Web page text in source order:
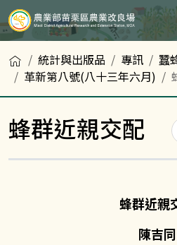
首頁統計與出版品 專訊
蠶
革新第八號(八十三年六月)
蜂群近親交配
蜂群近親
陳吉同